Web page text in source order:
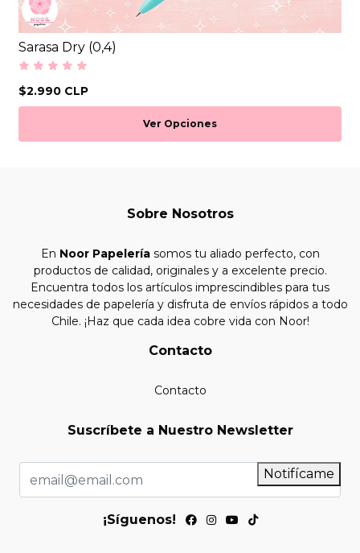
Sarasa Dry (0,4)
$2.990 CLP
Ver Opciones
Sobre Nosotros
En Noor Papeleríasomos tu aliado perfecto, con
productos de calidad, originales y a excelente precio.
Encuentra todos los artículos imprescindibles para tus
necesidades de papelería y disfruta de envíos rápidos a todo
Chile. ¡Haz que cada idea cobre vida con Noor!
Contacto
Contacto
Suscríbete a Nuestro Newsletter
Notifícame
¡Síguenos!